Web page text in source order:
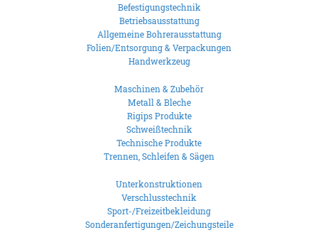
Befestigungstechnik
Betriebsausstattung
Allgemeine Bohrerausstattung
Folien/Entsorgung & Verpackungen
Handwerkzeug
Maschinen & Zubehör
Metall & Bleche
Rigips Produkte
Schweißtechnik
Technische Produkte
Trennen, Schleifen & Sägen
Unterkonstruktionen
Verschlusstechnik
Sport-/Freizeitbekleidung
Sonderanfertigungen/Zeichungsteile